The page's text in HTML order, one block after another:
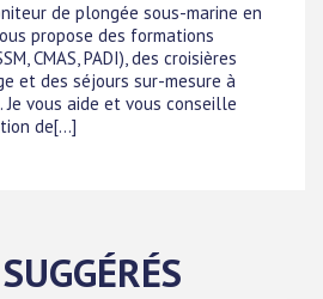
de plongée sous-marine en
propose des formations
CMAS, PADI), des croisières
et des séjours sur-mesure à
vous aide et vous conseille
de[...]
SUGGÉRÉS